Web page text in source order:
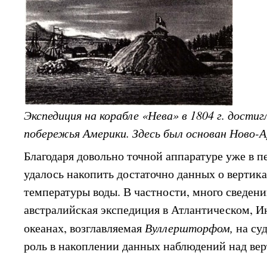
Экспедиция на корабле «Нева» в 1804 г.
побережья Америки. Здесь был основан Ново-
Благодаря довольно точной аппаратуре уже в
удалось накопить достаточно данных о
температуры воды. В частности, много
австралийская экспедиция в Атлантическом,
океанах, возглавляемаяВуллершторфом,на
роль в накоплении данных наблюдений над